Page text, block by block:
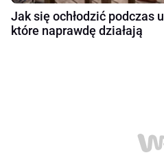
Jak się ochłodzić podczas
które naprawdę działają